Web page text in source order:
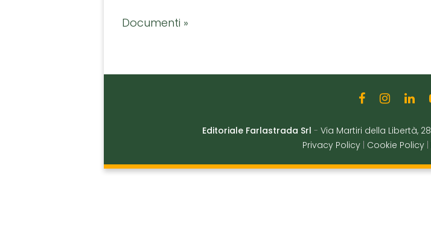
Documenti »
Editoriale Farlastrada Srl - Via Martiri della Libertà, 28
Privacy Policy
Cookie Policy